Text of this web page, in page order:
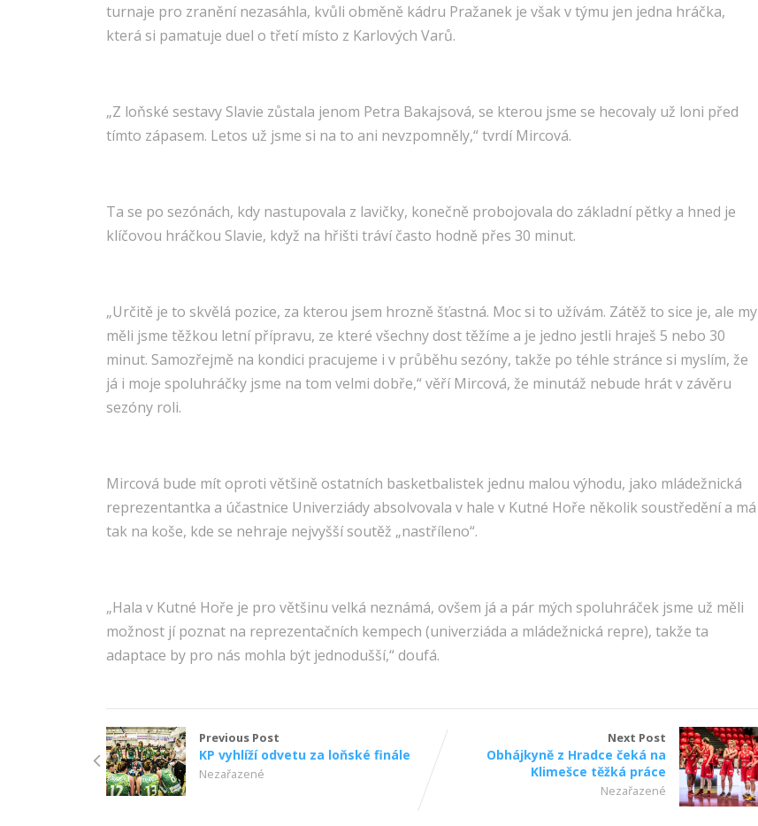
turnaje pro zranění nezasáhla, kvůli obměně kádru Pražanek je však v týmu jen jedna hráčka,
která si pamatuje duel o třetí místo z Karlových Varů.
„Z loňské sestavy Slavie zůstala jenom Petra Bakajsová, se kterou jsme se hecovaly už loni před
tímto zápasem. Letos už jsme si na to ani nevzpomněly,“ tvrdí Mircová.
Ta se po sezónách, kdy nastupovala z lavičky, konečně probojovala do základní pětky a hned je
klíčovou hráčkou Slavie, když na hřišti tráví často hodně přes 30 minut.
„Určitě je to skvělá pozice, za kterou jsem hrozně šťastná. Moc si to užívám. Zátěž to sice je, ale my
měli jsme těžkou letní přípravu, ze které všechny dost těžíme a je jedno jestli hraješ 5 nebo 30
minut. Samozřejmě na kondici pracujeme i v průběhu sezóny, takže po téhle stránce si myslím, že
já i moje spoluhráčky jsme na tom velmi dobře,“ věří Mircová, že minutáž nebude hrát v závěru
sezóny roli.
Mircová bude mít oproti většině ostatních basketbalistek jednu malou výhodu, jako mládežnická
reprezentantka a účastnice Univerziády absolvovala v hale v Kutné Hoře několik soustředění a má
tak na koše, kde se nehraje nejvyšší soutěž „nastříleno“.
„Hala v Kutné Hoře je pro většinu velká neznámá, ovšem já a pár mých spoluhráček jsme už měli
možnost jí poznat na reprezentačních kempech (univerziáda a mládežnická repre), takže ta
adaptace by pro nás mohla být jednodušší,“ doufá.
Previous Post
KP vyhlíží odvetu za loňské finále
Nezařazené
Next Post
Obhájkyně z Hradce čeká na
Klimešce těžká práce
Nezařazené